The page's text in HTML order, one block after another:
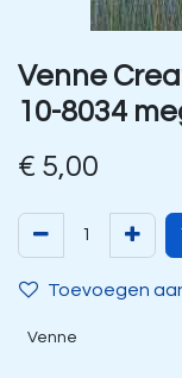
Venne
10-8034
€ 5,00
Toevoegen
Venne